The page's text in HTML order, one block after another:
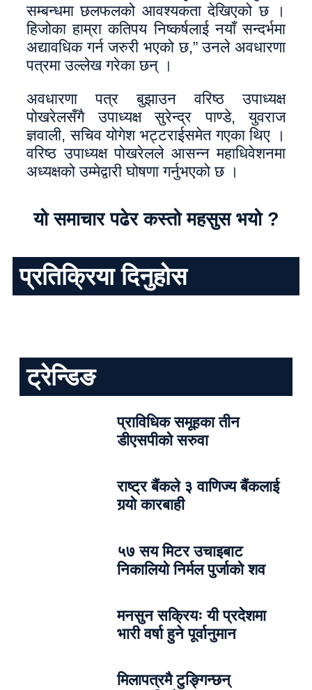
सम्बन्धमा छलफलको आवश्यकता देखिएको छ ।
हिजोका हाम्रा कतिपय निष्कर्षलाई नयाँ सन्दर्भमा
अद्यावधिक गर्न जरुरी भएको छ,” उनले अवधारणा
पत्रमा उल्लेख गरेका छन् ।
अवधारणा पत्र बुझाउन वरिष्ठ उपाध्यक्ष
पोखरेलसँगै उपाध्यक्ष सुरेन्द्र पाण्डे, युवराज
ज्ञवाली, सचिव योगेश भट्टराईसमेत गएका थिए ।
वरिष्ठ उपाध्यक्ष पोखरेलले आसन्न महाधिवेशनमा
अध्यक्षको उम्मेद्वारी घोषणा गर्नुभएको छ ।
यो समाचार पढेर कस्तो महसुस भयो ?
प्रतिक्रिया दिनुहोस
ट्रेन्डिङ
प्राविधिक समूहका तीन
डीएसपीको सरुवा
राष्ट्र बैंकले ३ वाणिज्य बैंकलाई
गर्‍यो कारबाही
५७ सय मिटर उचाइबाट
निकालियो निर्मल पुर्जाको शव
मनसुन सक्रियः यी प्रदेशमा
भारी वर्षा हुने पूर्वानुमान
मिलापत्रमै टुङ्गिन्छन्